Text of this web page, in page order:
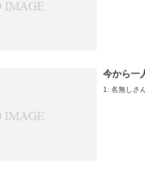
今から一
1: 名無しさ